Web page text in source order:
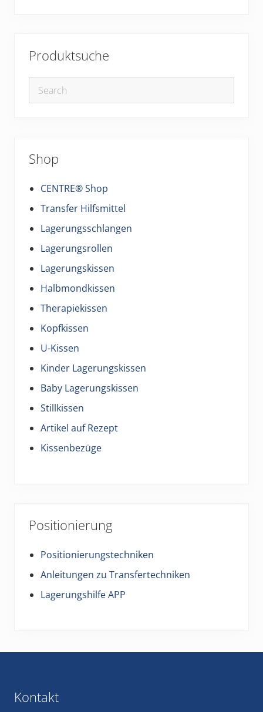
Produktsuche
Shop
CENTRE® Shop
Transfer Hilfsmittel
Lagerungsschlangen
Lagerungsrollen
Lagerungskissen
Halbmondkissen
Therapiekissen
Kopfkissen
U-Kissen
Kinder Lagerungskissen
Baby Lagerungskissen
Stillkissen
Artikel auf Rezept
Kissenbezüge
Positionierung
Positionierungstechniken
Anleitungen zu Transfertechniken
Lagerungshilfe APP
Kontakt